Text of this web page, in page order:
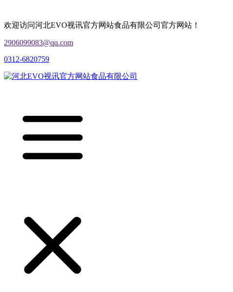
欢迎访问河北EVO视讯官方网站食品有限公司官方网站！
2906099083@qq.com
0312-6820759